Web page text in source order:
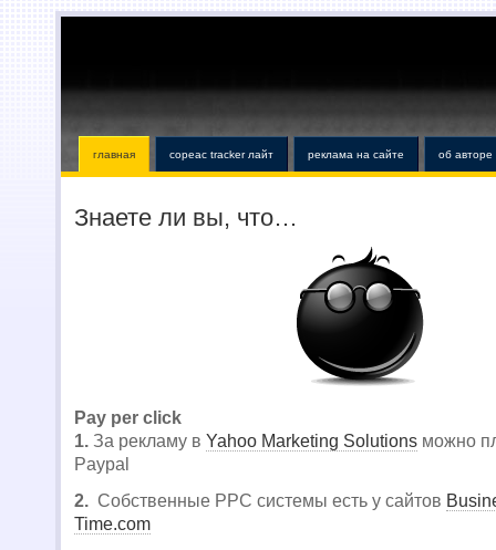
главная copeac tracker лайт реклама на сайте об авторе
Знаете ли вы, что…
Pay per click
1. За рекламу в Yahoo Marketing Solutions можно
Paypal
2. Собственные PPC системы есть у сайтов
Time.com